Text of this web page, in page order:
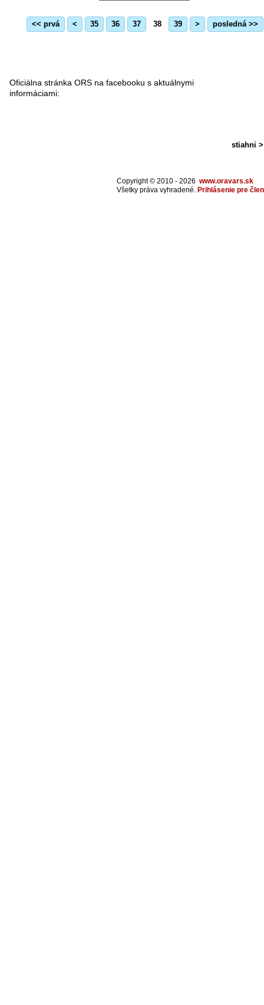
<< prvá < 35 36 37 38 39 > posledná >>
Oficiálna stránka ORS na facebooku s aktuálnymi
informáciami:
stiahni >
Copyright © 2010 - 2026 www.oravars.sk
Všetky práva vyhradené. Prihlásenie pre